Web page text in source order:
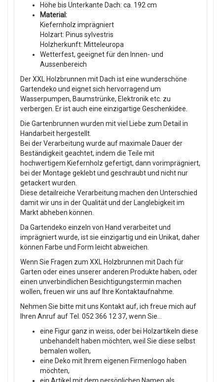
Höhe bis Unterkante Dach: ca. 192 cm
Material:
Kiefernholz imprägniert
Holzart: Pinus sylvestris
Holzherkunft: Mitteleuropa
Wetterfest, geeignet für den Innen- und
Aussenbereich
Der XXL Holzbrunnen mit Dach ist eine wunderschöne
Gartendeko und eignet sich hervorragend um
Wasserpumpen, Baumstrünke, Elektronik etc. zu
verbergen. Er ist auch eine einzigartige Geschenkidee.
Die Gartenbrunnen wurden mit viel Liebe zum Detail in
Handarbeit hergestellt.
Bei der Verarbeitung wurde auf maximale Dauer der
Beständigkeit geachtet, indem die Teile mit
hochwertigem Kiefernholz gefertigt, dann vorimprägniert,
bei der Montage geklebt und geschraubt und nicht nur
getackert wurden.
Diese detailreiche Verarbeitung machen den Unterschied
damit wir uns in der Qualität und der Langlebigkeit im
Markt abheben können.
Da Gartendeko einzeln von Hand verarbeitet und
imprägniert wurde, ist sie einzigartig und ein Unikat, daher
können Farbe und Form leicht abweichen.
Wenn Sie Fragen zum XXL Holzbrunnen mit Dach für
Garten oder eines unserer anderen Produkte haben, oder
einen unverbindlichen Besichtigungstermin machen
wollen, freuen wir uns auf Ihre Kontaktaufnahme.
Nehmen Sie bitte mit uns Kontakt auf, ich freue mich auf
Ihren Anruf auf Tel. 052 366 12 37, wenn Sie...
eine Figur ganz in weiss, oder bei Holzartikeln diese
unbehandelt haben möchten, weil Sie diese selbst
bemalen wollen,
eine Deko mit Ihrem eigenen Firmenlogo haben
möchten,
ein Artikel mit dem persönlichen Namen als